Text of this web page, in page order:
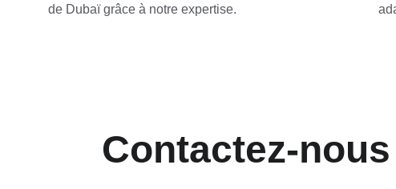
de Dubaï grâce à notre expertise.
Contactez-nous